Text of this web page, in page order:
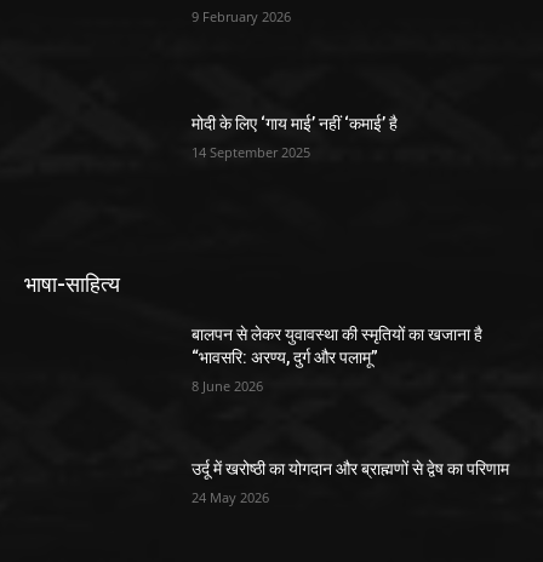
9 February 2026
मोदी के लिए ‘गाय माई’ नहीं ‘कमाई’ है
14 September 2025
भाषा-साहित्य
बालपन से लेकर युवावस्था की स्मृतियों का खजाना है
“भावसरि: अरण्य, दुर्ग और पलामू”
8 June 2026
उर्दू में खरोष्ठी का योगदान और ब्राह्मणों से द्वेष का परिणाम
24 May 2026